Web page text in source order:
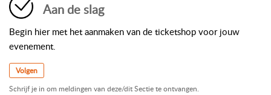
Aan de slag
Begin hier met het aanmaken van de ticketshop voor jouw
evenement.
Volgen
Schrijf je in om meldingen van deze/dit Sectie te ontvangen.